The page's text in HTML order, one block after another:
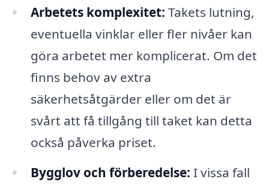
Arbetets komplexitet: Takets lutning,
eventuella vinklar eller fler nivåer kan
göra arbetet mer komplicerat. Om det
finns behov av extra
säkerhetsåtgärder eller om det är
svårt att få tillgång till taket kan detta
också påverka priset.
Bygglov och förberedelse: I vissa fall